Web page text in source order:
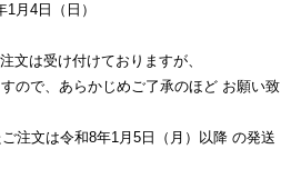
月4日（日）
文は受け付けておりますが、
ので、あらかじめご了承のほど お願い致
注文は令和8年1月5日（月）以降 の発送